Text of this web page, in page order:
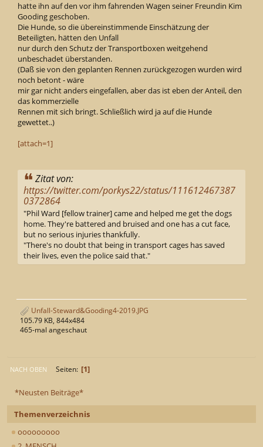
*Neusten Beiträge*
Themenverzeichnis
ooooooooo
hatte ihn auf den vor ihm fahrenden Wagen seiner Freundin Kim
Gooding geschoben.
Die Hunde, so die übereinstimmende Einschätzung der
Beteiligten, hätten den Unfall
nur durch den Schutz der Transportboxen weitgehend
unbeschadet überstanden.
(Daß sie von den geplanten Rennen zurückgezogen wurden wird
noch betont - wäre
mir gar nicht anders eingefallen, aber das ist eben der Anteil, den
das kommerzielle
Rennen mit sich bringt. Schließlich wird ja auf die Hunde
gewettet..)
[attach=1]
Zitat von:
https://twitter.com/porkys22/status/111612467387
0372864
"Phil Ward [fellow trainer] came and helped me get the dogs
home. They're battered and bruised and one has a cut face,
but no serious injuries thankfully.
"There's no doubt that being in transport cages has saved
their lives, even the police said that."
Unfall-Steward&Gooding4-2019.JPG
105.79 KB, 844x484
465-mal angeschaut
NACH OBEN Seiten 1